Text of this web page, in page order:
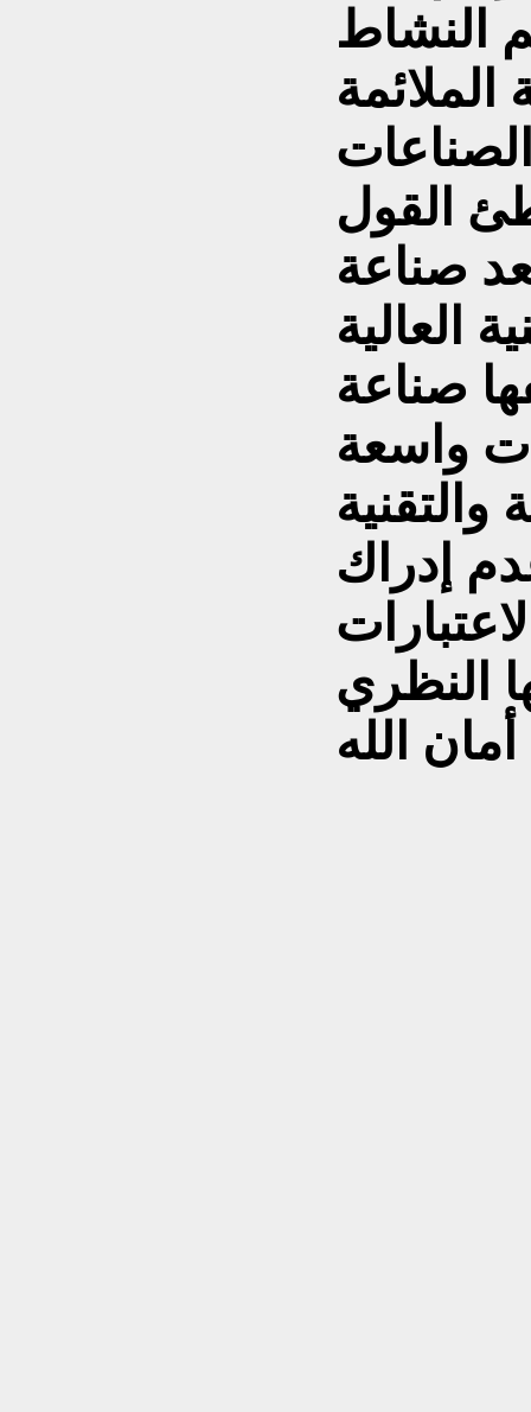
النشاط
الملائمة
القول
صناعة
العالية
صناعة
واسعة
والتقنية
إدراك